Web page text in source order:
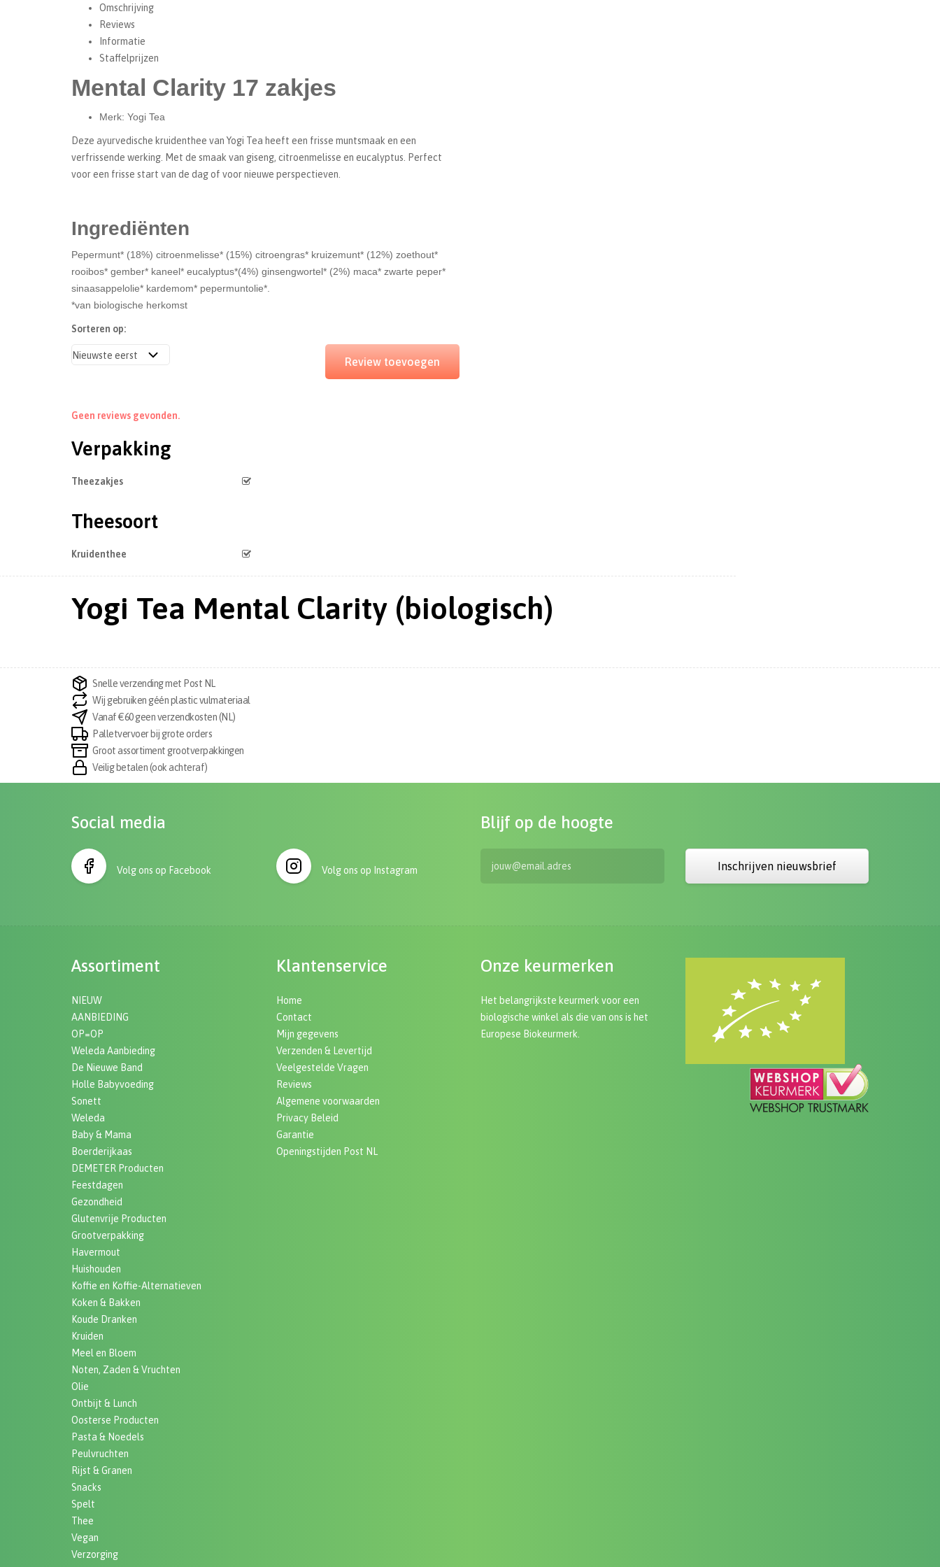
Omschrijving
Reviews
Informatie
Staffelprijzen
Mental Clarity 17 zakjes
Merk: Yogi Tea
Deze ayurvedische kruidenthee van Yogi Tea heeft een frisse muntsmaak en een
verfrissende werking. Met de smaak van giseng, citroenmelisse en eucalyptus. Perfect
voor een frisse start van de dag of voor nieuwe perspectieven.
Ingrediënten
Pepermunt* (18%) citroenmelisse* (15%) citroengras* kruizemunt* (12%) zoethout*
rooibos* gember* kaneel* eucalyptus*(4%) ginsengwortel* (2%) maca* zwarte peper*
sinaasappelolie* kardemom* pepermuntolie*.
*van biologische herkomst
Sorteren op:
Review toevoegen
Geen reviews gevonden.
Verpakking
Theezakjes
Theesoort
Kruidenthee
Yogi Tea Mental Clarity (biologisch)
Snelle verzending met Post NL
Wij gebruiken géén plastic vulmateriaal
Vanaf €60 geen verzendkosten (NL)
Palletvervoer bij grote orders
Groot assortiment grootverpakkingen
Veilig betalen (ook achteraf)
Social media
Volg ons op Facebook Volg ons op Instagram
Blijf op de hoogte
Inschrijven nieuwsbrief
Assortiment
NIEUW
AANBIEDING
OP=OP
Weleda Aanbieding
De Nieuwe Band
Holle Babyvoeding
Sonett
Weleda
Baby & Mama
Boerderijkaas
DEMETER Producten
Feestdagen
Gezondheid
Glutenvrije Producten
Grootverpakking
Havermout
Huishouden
Koffie en Koffie-Alternatieven
Koken & Bakken
Koude Dranken
Kruiden
Meel en Bloem
Noten, Zaden & Vruchten
Olie
Ontbijt & Lunch
Oosterse Producten
Pasta & Noedels
Peulvruchten
Rijst & Granen
Snacks
Spelt
Thee
Vegan
Verzorging
Klantenservice
Home
Contact
Mijn gegevens
Verzenden & Levertijd
Veelgestelde Vragen
Reviews
Algemene voorwaarden
Privacy Beleid
Garantie
Openingstijden Post NL
Onze keurmerken
Het belangrijkste keurmerk voor een
biologische winkel als die van ons is het
Europese Biokeurmerk.